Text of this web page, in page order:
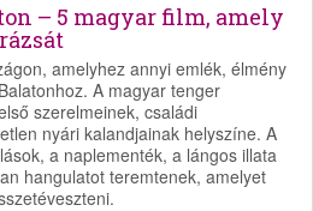
– 5 magyar film, amely
amelyhez annyi emlék, élmény
A magyar tenger
szerelmeinek, családi
nyári kalandjainak helyszíne. A
a naplementék, a lángos illata
hangulatot teremtenek, amelyet